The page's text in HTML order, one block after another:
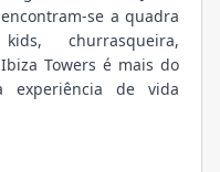
se a quadra
churrasqueira,
Towers é mais do
experiência de vida